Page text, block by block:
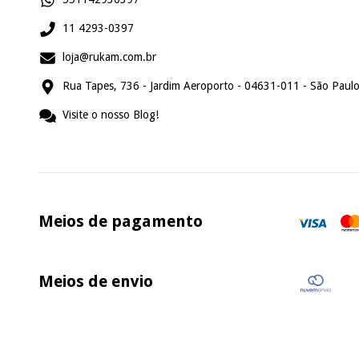
11 4293-0397
loja@rukam.com.br
Rua Tapes, 736 - Jardim Aeroporto - 04631-011 - São
Visite o nosso Blog!
Meios de pagamento
Meios de envio